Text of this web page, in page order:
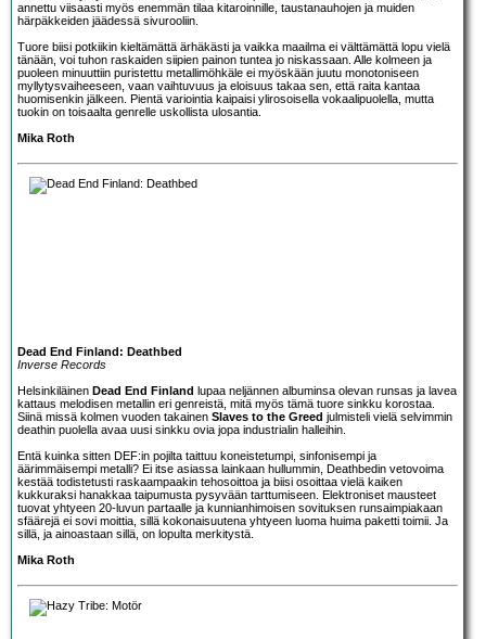
annettu viisaasti myös enemmän tilaa kitaroinnille, taustanauhojen ja muiden
härpäkkeiden jäädessä sivurooliin.
Tuore biisi potkiikin kieltämättä ärhäkästi ja vaikka maailma ei välttämättä lopu vielä
tänään, voi tuhon raskaiden siipien painon tuntea jo niskassaan. Alle kolmeen ja
puoleen minuuttiin puristettu metallimöhkäle ei myöskään juutu monotoniseen
myllytysvaiheeseen, vaan vaihtuvuus ja eloisuus takaa sen, että raita kantaa
huomisenkin jälkeen. Pientä variointia kaipaisi ylirosoisella vokaalipuolella, mutta
tuokin on toisaalta genrelle uskollista ulosantia.
Mika Roth
Dead End Finland: Deathbed
Inverse Records
Helsinkiläinen Dead End Finland lupaa neljännen albuminsa olevan runsas ja lavea
kattaus melodisen metallin eri genreistä, mitä myös tämä tuore sinkku korostaa.
Siinä missä kolmen vuoden takainen Slaves to the Greed julmisteli vielä selvimmin
deathin puolella avaa uusi sinkku ovia jopa industrialin halleihin.
Entä kuinka sitten DEF:in pojilta taittuu koneistetumpi, sinfonisempi ja
äärimmäisempi metalli? Ei itse asiassa lainkaan hullummin, Deathbedin vetovoima
kestää todistetusti raskaampaakin tehosoittoa ja biisi osoittaa vielä kaiken
kukkuraksi hanakkaa taipumusta pysyvään tarttumiseen. Elektroniset mausteet
tuovat yhtyeen 20-luvun partaalle ja kunnianhimoisen sovituksen runsaimpiakaan
sfäärejä ei sovi moittia, sillä kokonaisuutena yhtyeen luoma huima paketti toimii. Ja
sillä, ja ainoastaan sillä, on lopulta merkitystä.
Mika Roth